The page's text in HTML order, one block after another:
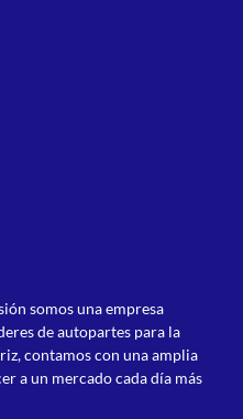
somos una empresa
de autopartes para la
contamos con una amplia
a un mercado cada día más